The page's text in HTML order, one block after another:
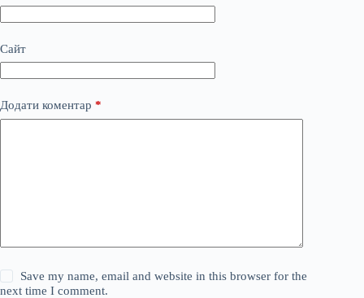
Сайт
Додати коментар *
Save my name, email and website in this browser for the
next time I comment.